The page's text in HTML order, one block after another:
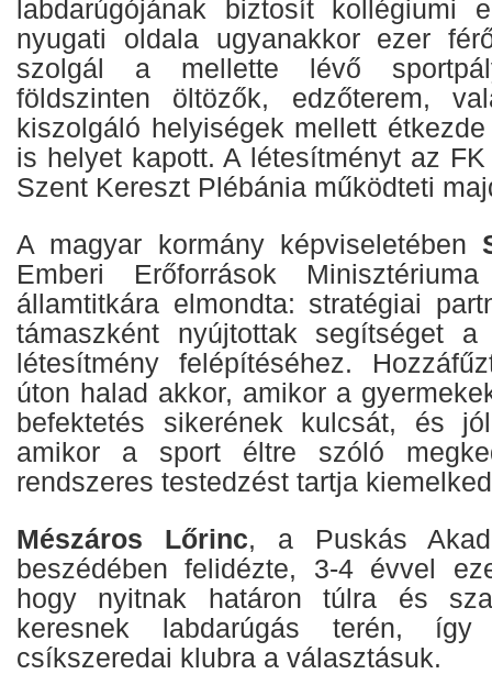
labdarúgójának biztosít kollégiumi
nyugati oldala ugyanakkor ezer
szolgál a mellette lévő
földszinten öltözők, edzőterem,
kiszolgáló helyiségek mellett
is helyet kapott. A létesítményt az
Szent Kereszt Plébánia működteti
A magyar kormány képviseletében
Emberi Erőforrások
államtitkára elmondta: stratégiai
támaszként nyújtottak segítséget
létesítmény felépítéséhez.
úton halad akkor, amikor a
befektetés sikerének kulcsát, és
amikor a sport éltre szóló
rendszeres testedzést tartja
Mészáros Lőrinc, a Puskás
beszédében felidézte, 3-4 évvel
hogy nyitnak határon túlra és
keresnek labdarúgás terén,
csíkszeredai klubra a választásuk.